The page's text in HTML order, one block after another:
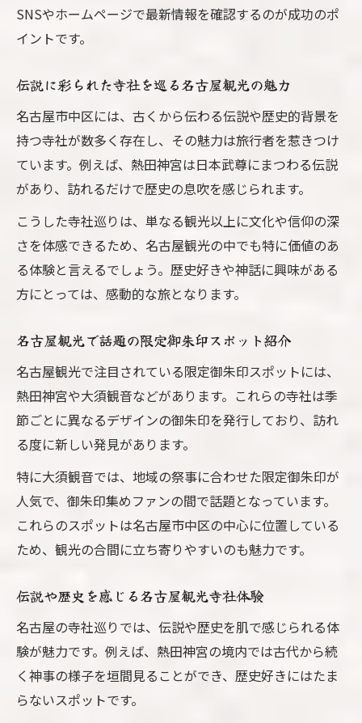
SNSやホームページで最新情報を確認するのが成功のポ
イントです。
伝説に彩られた寺社を巡る名古屋観光の魅力
名古屋市中区には、古くから伝わる伝説や歴史的背景を
持つ寺社が数多く存在し、その魅力は旅行者を惹きつけ
ています。例えば、熱田神宮は日本武尊にまつわる伝説
があり、訪れるだけで歴史の息吹を感じられます。
こうした寺社巡りは、単なる観光以上に文化や信仰の深
さを体感できるため、名古屋観光の中でも特に価値のあ
る体験と言えるでしょう。歴史好きや神話に興味がある
方にとっては、感動的な旅となります。
名古屋観光で話題の限定御朱印スポット紹介
名古屋観光で注目されている限定御朱印スポットには、
熱田神宮や大須観音などがあります。これらの寺社は季
節ごとに異なるデザインの御朱印を発行しており、訪れ
る度に新しい発見があります。
特に大須観音では、地域の祭事に合わせた限定御朱印が
人気で、御朱印集めファンの間で話題となっています。
これらのスポットは名古屋市中区の中心に位置している
ため、観光の合間に立ち寄りやすいのも魅力です。
伝説や歴史を感じる名古屋観光寺社体験
名古屋の寺社巡りでは、伝説や歴史を肌で感じられる体
験が魅力です。例えば、熱田神宮の境内では古代から続
く神事の様子を垣間見ることができ、歴史好きにはたま
らないスポットです。